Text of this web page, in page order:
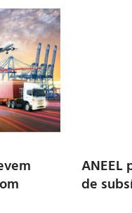
ANEEL
de